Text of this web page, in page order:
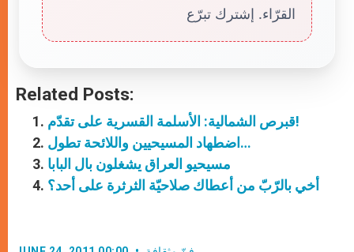
القرّاء. إشترك تبرّع
Related Posts:
قبرص الشمالية: الأسلمة القسرية على تقدّم!
اضطهاد المسيحيين واللائحة تطول…
مسيحيو العراق يشغلون بال البابا
أخي بالرّبّ من أعطاك صلاحيّة الثرثرة على أحد؟